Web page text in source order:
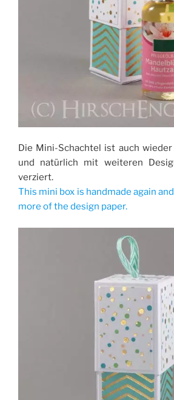
Die Mini-Schachtel ist auch wieder
und natürlich mit weiteren
verziert.
This mini box is handmade again
more of the design paper.